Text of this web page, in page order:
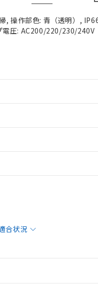
, 操作部色: 青（透明）,
電圧: AC200/220/230/240V
合状況